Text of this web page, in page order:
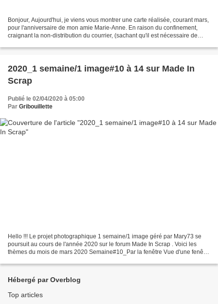
Bonjour, Aujourd'hui, je viens vous montrer une carte réalisée, courant mars,
pour l'anniversaire de mon amie Marie-Anne. En raison du confinement,
craignant la non-distribution du courrier, (sachant qu'il est nécessaire de
2020_1 semaine/1 image#10 à 14 sur Made In
Scrap
Publié le 02/04/2020 à 05:00
Par Gribouillette
Hello !!! Le projet photographique 1 semaine/1 image géré par Mary73 se
poursuit au cours de l'année 2020 sur le forum Made In Scrap . Voici les
thèmes du mois de mars 2020 Semaine#10_Par la fenêtre Vue d'une fenêtre
Hébergé par Overblog
Top articles